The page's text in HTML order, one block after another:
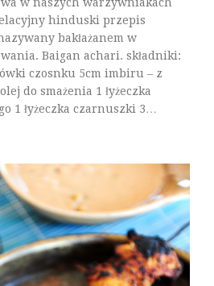
hinduski przepis
bakłażanem w
Baigan achari. składniki:
czosnku 5cm imbiru – z
do smażenia 1 łyżeczka
1 łyżeczka czarnuszki 3…